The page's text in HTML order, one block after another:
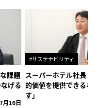
課題
げる
月16日
#サステナビリティ
スーパーホテル社長「地域
的価値を提供できるホテル
す」